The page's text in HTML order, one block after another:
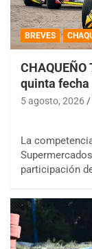
BREVES
quinta fecha
5 agosto, 2026
La
participación